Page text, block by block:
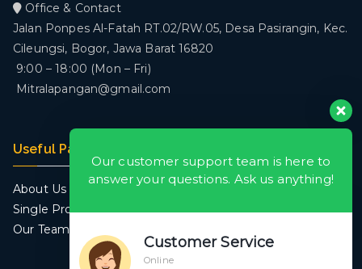
Office & Contact
Jalan Ponpes Al-Fatah RT.02/RW.05, Desa Pasirangin, Kec.
Cileungsi, Bogor, Jawa Barat 16820
9:00 – 18:00 (Mon – Fri)
Mitralapangan@gmail.com
Useful Pages
About Us
Single Project
Our Team
Our customer support team is here to
answer your questions. Ask us anything!
Customer Service
Online